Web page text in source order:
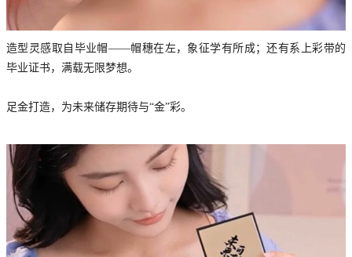
造型灵感取自毕业帽——帽穗在左，象征学有所成；还有系上彩带的
毕业证书，满载无限梦想。
足金打造，为未来储存期待与“金”彩。